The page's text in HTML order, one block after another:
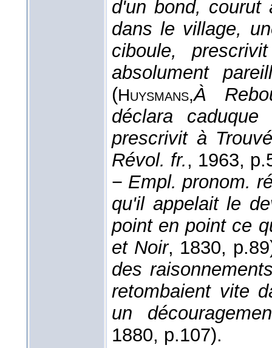
d'un bond, courut
dans le village,
ciboule,
absolument
(Huysmans,À
déclara
prescrivit à
Révol. fr., 1963,
− Empl. pronom.
qu'il appelait le
point en point ce
et Noir, 1830,
des
retombaient vite
un
1880, p.107).